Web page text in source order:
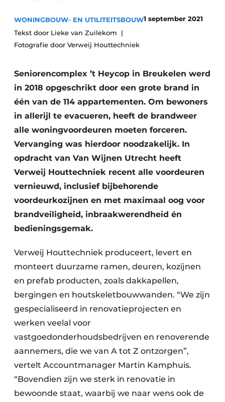
Privacy / Cookie statement
storymetadata
Vacatures
Video’s
Modulair bouwen
WONINGBOUW- EN UTILITEITSBOUW1 september 2021
Tekst door Lieke van Zuilekom
Fotografie door Verweij Houttechniek
Seniorencomplex ’t Heycop in Breukelen werd
in 2018 opgeschrikt door een grote brand in
één van de 114 appartementen. Om bewoners
in allerijl te evacueren, heeft de brandweer
alle woningvoordeuren moeten forceren.
Vervanging was hierdoor noodzakelijk. In
opdracht van Van Wijnen Utrecht heeft
Verweij Houttechniek recent alle voordeuren
vernieuwd, inclusief bijbehorende
voordeurkozijnen en met maximaal oog voor
brandveiligheid, inbraakwerendheid én
bedieningsgemak.
Verweij Houttechniek produceert, levert en
monteert duurzame ramen, deuren, kozijnen
en prefab producten, zoals dakkapellen,
bergingen en houtskeletbouwwanden. “We zijn
gespecialiseerd in renovatieprojecten en
werken veelal voor
vastgoedonderhoudsbedrijven en renoverende
aannemers, die we van A tot Z ontzorgen”,
vertelt Accountmanager Martin Kamphuis.
“Bovendien zijn we sterk in renovatie in
bewoonde staat, waarbij we naar wens ook de